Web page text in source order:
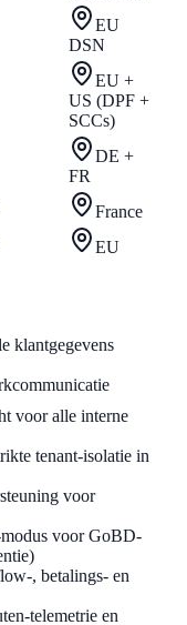
EU
DSN
EU +
US (DPF +
SCCs)
DE +
FR
France
EU
klantgegevens
voor alle interne
tenant-isolatie in
voor
voor GoBD-
, betalings- en
telemetrie en